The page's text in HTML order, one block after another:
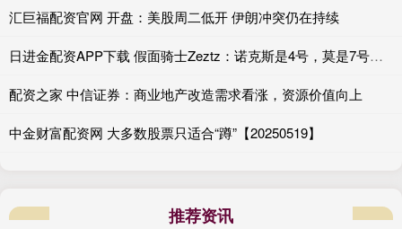
汇巨福配资官网 开盘：美股周二低开 伊朗冲突仍在持续
日进金配资APP下载 假面骑士Zeztz：诺克斯是4号，莫是7号，几年间竟然消耗了三位特工
配资之家 中信证券：商业地产改造需求看涨，资源价值向上
中金财富配资网 大多数股票只适合“蹲”【20250519】
推荐资讯